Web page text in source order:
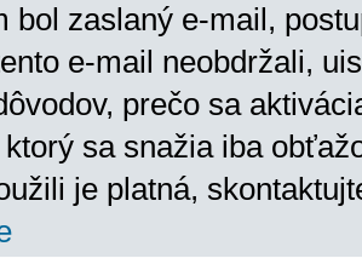
bol zaslaný e-mail,
e-mail neobdržali,
prečo sa
sa snažia iba
je platná,